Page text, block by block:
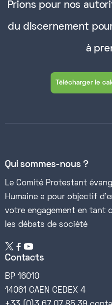
Prions pour nos
du discernement
à
Télécharger le
Qui sommes-nous ?
Le Comité Protestant
Humaine a pour objectif
votre engagement en tant
les débats de société
 
Contacts
BP 16010
14061 CAEN CEDEX 4